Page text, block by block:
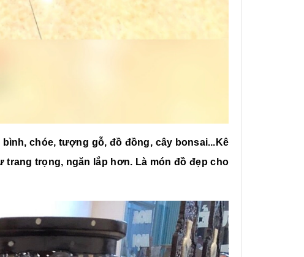
chóe, tượng gỗ, đồ đồng, cây bonsai...Kê
trang trọng, ngăn lắp hơn. Là món đồ đẹp cho